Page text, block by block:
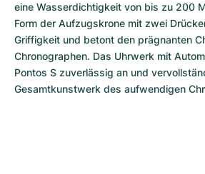
eine Wasserdichtigkeit von bis zu 200
Form der Aufzugskrone mit zwei
Griffigkeit und betont den prägnanten
Chronographen. Das Uhrwerk mit
Pontos S zuverlässig an und
Gesamtkunstwerk des aufwendigen